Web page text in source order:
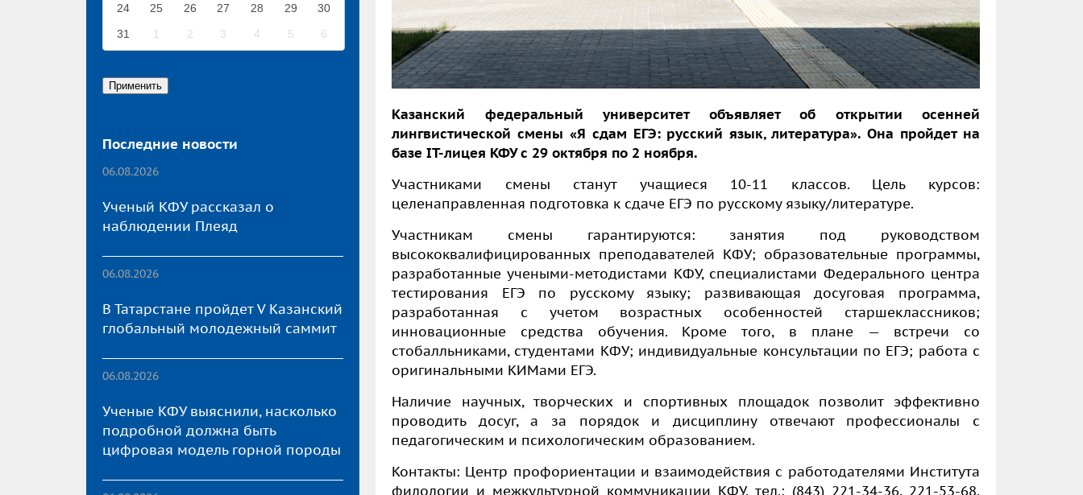
24
25 26 27 28 29
30
31
1 2 3 4 5 6
Последние новости
06.08.2026
Ученый КФУ рассказал о
наблюдении Плеяд
06.08.2026
В Татарстане пройдет V Казанский
глобальный молодежный саммит
06.08.2026
Ученые КФУ выяснили, насколько
подробной должна быть
цифровая модель горной породы
Казанский федеральный университет объявляет об открытии осенней
лингвистической смены «Я сдам ЕГЭ: русский язык, литература». Она пройдет на
базе IT-лицея КФУ с 29 октября по 2 ноября.
Участниками смены станут учащиеся 10-11 классов. Цель курсов:
целенаправленная подготовка к сдаче ЕГЭ по русскому языку/литературе.
Участникам смены гарантируются: занятия под руководством
высококвалифицированных преподавателей КФУ; образовательные программы,
разработанные учеными-методистами КФУ, специалистами Федерального центра
тестирования ЕГЭ по русскому языку; развивающая досуговая программа,
разработанная с учетом возрастных особенностей старшеклассников;
инновационные средства обучения. Кроме того, в плане — встречи со
стобалльниками, студентами КФУ; индивидуальные консультации по ЕГЭ; работа с
оригинальными КИМами ЕГЭ.
Наличие научных, творческих и спортивных площадок позволит эффективно
проводить досуг, а за порядок и дисциплину отвечают профессионалы с
педагогическим и психологическим образованием.
Контакты: Центр профориентации и взаимодействия с работодателями Института
филологии и межкультурной коммуникации КФУ, тел.: (843) 221-34-36, 221-53-68.